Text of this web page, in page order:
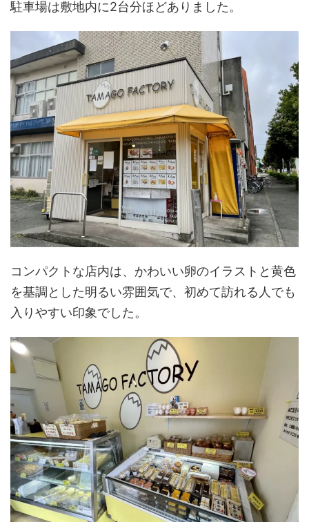
駐車場は敷地内に2台分ほどありました。
コンパクトな店内は、かわいい卵のイラストと黄色
を基調とした明るい雰囲気で、初めて訪れる人でも
入りやすい印象でした。